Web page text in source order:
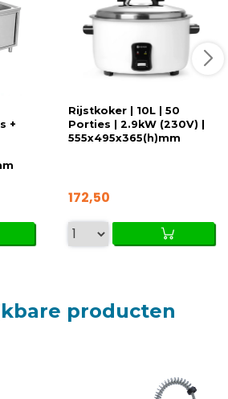
+
Rijstkoker | 10L | 50
Porties | 2.9kW (230V) |
555x495x365(h)mm
172,50
producten